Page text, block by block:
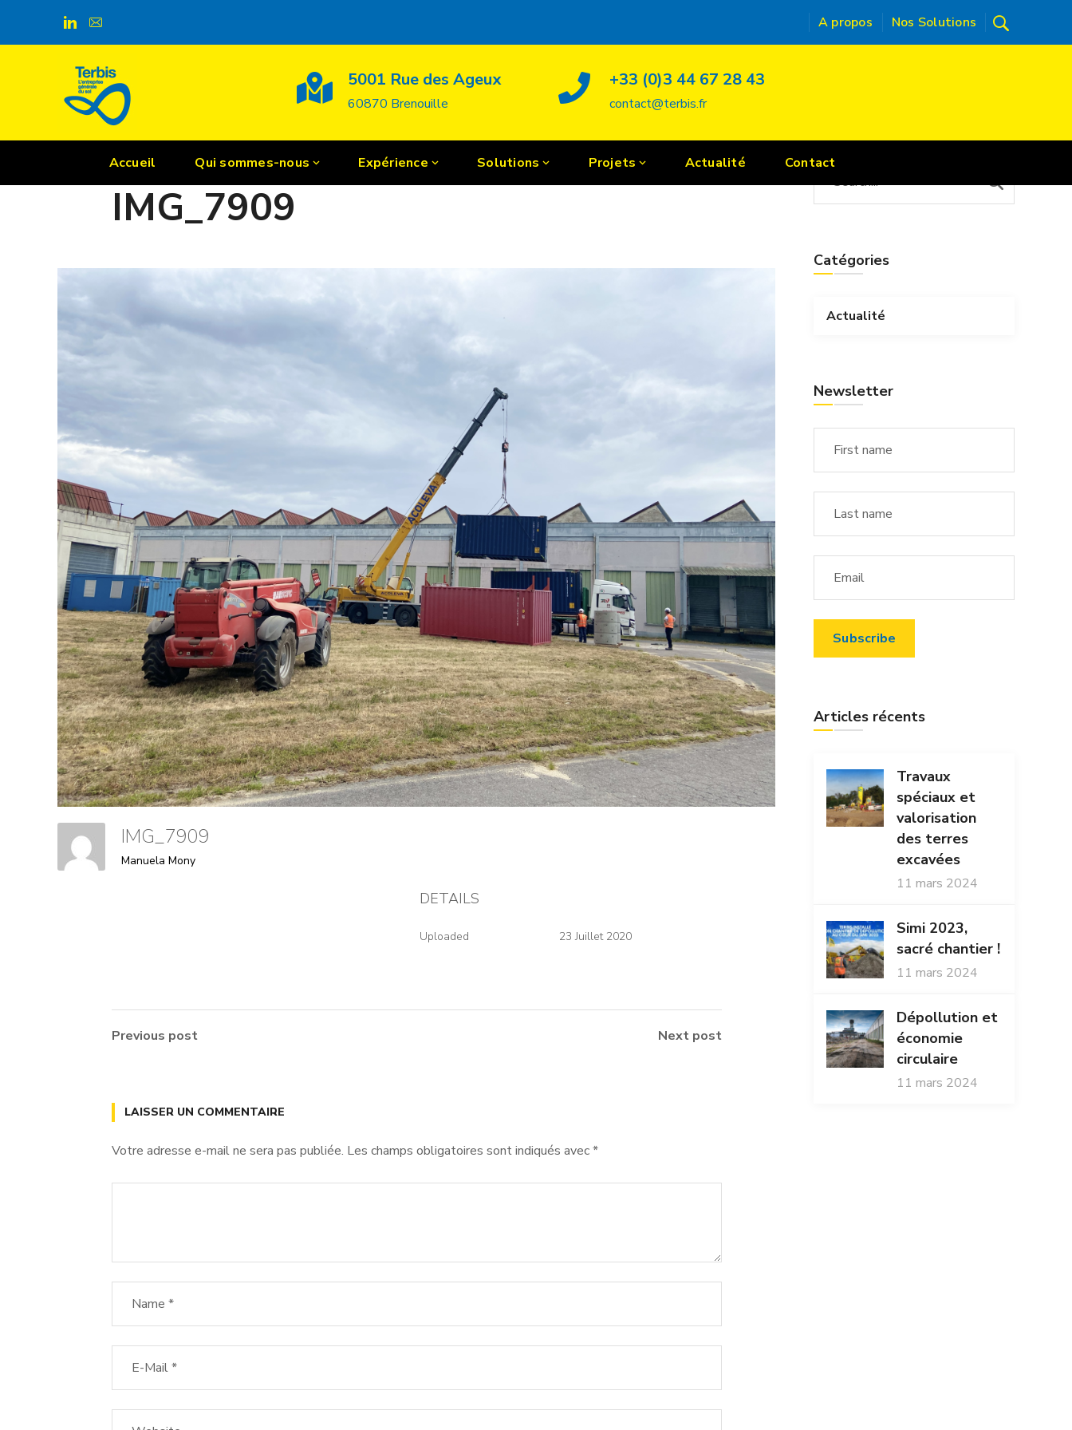
A propos Nos Solutions
5001 Rue des Ageux
60870 Brenouille
+33 (0)3 44 67 28 43
contact@terbis.fr
Accueil Qui sommes-nous Expérience Solutions Projets Actualité Contact
Gmedia
POSTED ON 23 JUILLET 2020
IMG_7909
IMG_7909
Manuela Mony
DETAILS
Uploaded 23 Juillet 2020
Previous post Next post
LAISSER UN COMMENTAIRE
Votre adresse e-mail ne sera pas publiée. Les champs obligatoires sont indiqués avec*
Catégories
Actualité
Newsletter
Articles récents
Travaux
spéciaux et
valorisation
des terres
excavées
11 mars 2024
Simi 2023,
sacré chantier !
11 mars 2024
Dépollution et
économie
circulaire
11 mars 2024